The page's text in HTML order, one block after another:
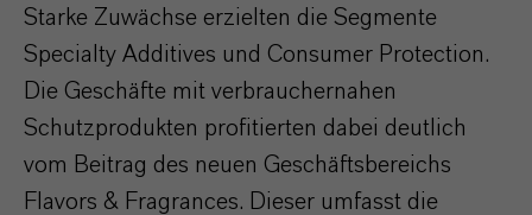
Starke Zuwächse erzielten die Segmente
Specialty Additives und Consumer Protection.
Die Geschäfte mit verbrauchernahen
Schutzprodukten profitierten dabei deutlich
vom Beitrag des neuen Geschäftsbereichs
Flavors & Fragrances. Dieser umfasst die